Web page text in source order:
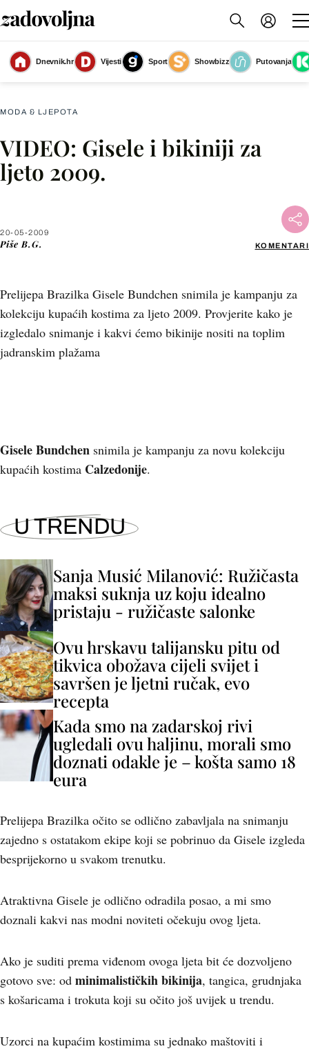
Dnevnik.hr Vijesti Sport Showbizz
Putovanja
Slika nije dostupna
MODA & LJEPOTA
VIDEO: Gisele i bikiniji za
ljeto 2009.
20-05-2009
Piše B.G. KOMENTARI
Prelijepa Brazilka Gisele Bundchen snimila je kampanju za
kolekciju kupaćih kostima za ljeto 2009. Provjerite kako je
izgledalo snimanje i kakvi ćemo bikinije nositi na toplim
jadranskim plažama
Facebook
Gisele Bundchen snimila je kampanju za novu kolekciju
kupaćih kostima Calzedonije.
U TRENDU
Sanja Musić Milanović: Ružičasta
maksi suknja uz koju idealno
pristaju - ružičaste salonke
Ovu hrskavu talijansku pitu od
tikvica obožava cijeli svijet i
savršen je ljetni ručak, evo
recepta
Kada smo na zadarskoj rivi
ugledali ovu haljinu, morali smo
doznati odakle je – košta samo 18
eura
Prelijepa Brazilka očito se odlično zabavljala na snimanju
zajedno s ostatakom ekipe koji se pobrinuo da Gisele izgleda
besprijekorno u svakom trenutku.
Atraktivna Gisele je odlično odradila posao, a mi smo
doznali kakvi nas modni noviteti očekuju ovog ljeta.
Ako je suditi prema viđenom ovoga ljeta bit će dozvoljeno
gotovo sve: od minimalističkih bikinija, tangica, grudnjaka
s košaricama i trokuta koji su očito još uvijek u trendu.
Uzorci na kupaćim kostimima su jednako maštoviti i